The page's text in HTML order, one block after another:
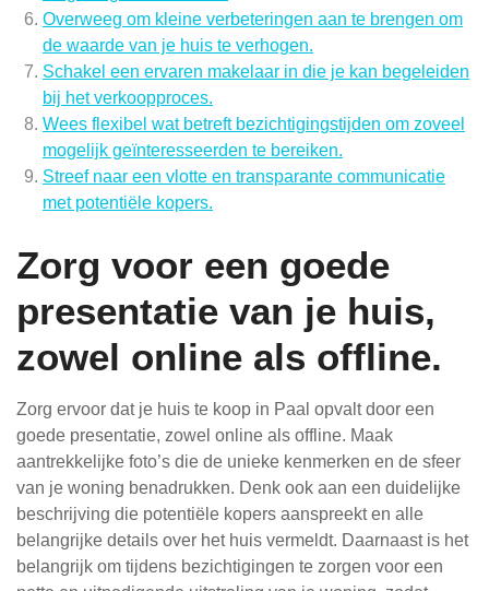
Overweeg om kleine verbeteringen aan te brengen om
de waarde van je huis te verhogen.
Schakel een ervaren makelaar in die je kan begeleiden
bij het verkoopproces.
Wees flexibel wat betreft bezichtigingstijden om zoveel
mogelijk geïnteresseerden te bereiken.
Streef naar een vlotte en transparante communicatie
met potentiële kopers.
Zorg voor een goede
presentatie van je huis,
zowel online als offline.
Zorg ervoor dat je huis te koop in Paal opvalt door een
goede presentatie, zowel online als offline. Maak
aantrekkelijke foto’s die de unieke kenmerken en de sfeer
van je woning benadrukken. Denk ook aan een duidelijke
beschrijving die potentiële kopers aanspreekt en alle
belangrijke details over het huis vermeldt. Daarnaast is het
belangrijk om tijdens bezichtigingen te zorgen voor een